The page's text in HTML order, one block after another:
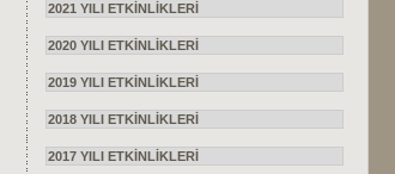
2021 YILI ETKİNLİKLERİ
2020 YILI ETKİNLİKLERİ
2019 YILI ETKİNLİKLERİ
2018 YILI ETKİNLİKLERİ
2017 YILI ETKİNLİKLERİ